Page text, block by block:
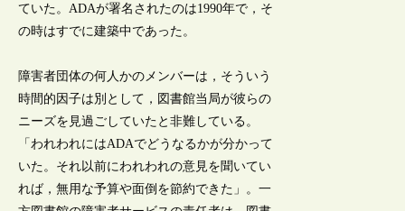
ていた。ADAが署名されたのは1990年で，そ
の時はすでに建築中であった。
障害者団体の何人かのメンバーは，そういう
時間的因子は別として，図書館当局が彼らの
ニーズを見過ごしていたと非難している。
「われわれにはADAでどうなるかが分かって
いた。それ以前にわれわれの意見を聞いてい
れば，無用な予算や面倒を節約できた」。一